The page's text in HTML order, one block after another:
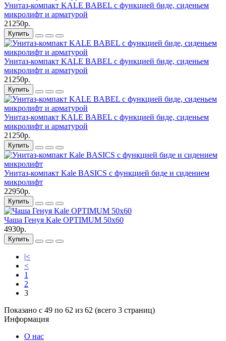
Унитаз-компакт KALE BABEL с функцией биде, сиденьем
микролифт и арматурой
21250р.
Купить
Унитаз-компакт KALE BABEL с функцией биде, сиденьем
микролифт и арматурой
21250р.
Купить
Унитаз-компакт KALE BABEL с функцией биде, сиденьем
микролифт и арматурой
21250р.
Купить
Унитаз-компакт Kale BASICS с функцией биде и сидением
микролифт
22950р.
Купить
Чаша Генуя Kale OPTIMUM 50х60
4930р.
Купить
|<
<
1
2
3
Показано с 49 по 62 из 62 (всего 3 страниц)
Информация
О нас